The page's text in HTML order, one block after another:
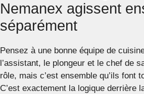
Nemanex agissent
séparément
Pensez à une bonne équipe de
l’assistant, le plongeur et le chef de
rôle, mais c’est ensemble qu’ils font
C’est exactement la logique derrière